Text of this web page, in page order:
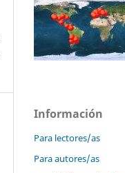
Información
Para lectores/as
Para autores/as